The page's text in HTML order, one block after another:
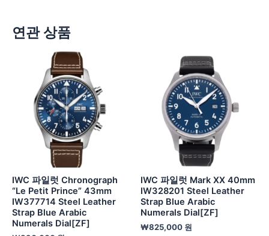
연관 상품
IWC 파일럿 Chronograph
“Le Petit Prince” 43mm
IW377714 Steel Leather
Strap Blue Arabic
Numerals Dial[ZF]
IWC 파일럿 Mark XX 40mm
IW328201 Steel Leather
Strap Blue Arabic
Numerals Dial[ZF]
₩825,000 원